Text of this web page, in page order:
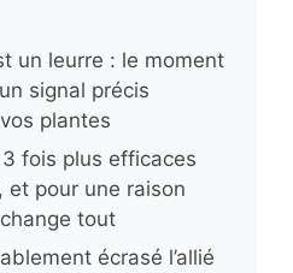
un leurre : le moment
signal précis
plantes
fois plus efficaces
et pour une raison
tout
écrasé l’allié